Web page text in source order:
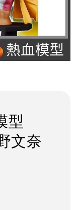
型
文奈